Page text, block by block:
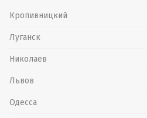
Кропивницкий
Луганск
Николаев
Львов
Одесса